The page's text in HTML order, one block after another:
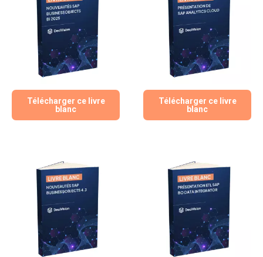
Télécharger ce livre
blanc
Télécharger ce livre
blanc